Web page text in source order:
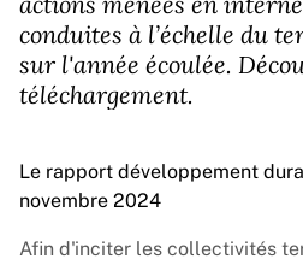
conduites à l’échelle du
sur l'année écoulée.
téléchargement.
Le rapport développement
novembre 2024
Afin d'inciter les collectivités